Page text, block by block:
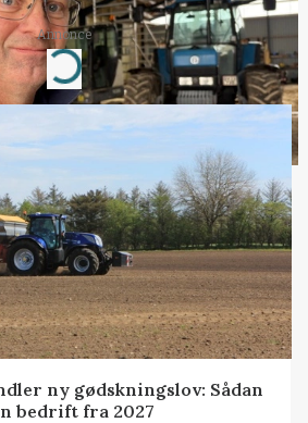
Annonce
Loading...
ny gødskningslov: Sådan
bedrift fra 2027